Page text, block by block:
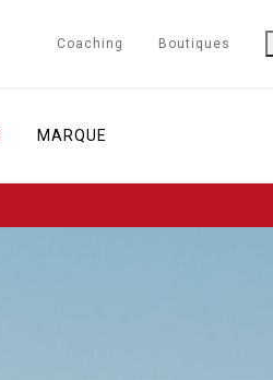
Coaching Boutiques
MARQUE